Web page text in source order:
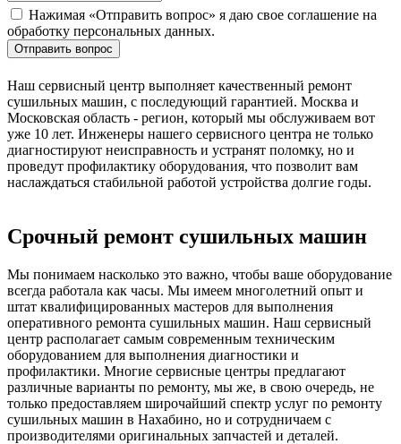
Нажимая «Отправить вопрос» я даю свое соглашение на
обработку персональных данных.
Отправить вопрос
Наш сервисный центр выполняет качественный ремонт
сушильных машин, с последующий гарантией. Москва и
Московская область - регион, который мы обслуживаем вот
уже 10 лет. Инженеры нашего сервисного центра не только
диагностируют неисправность и устранят поломку, но и
проведут профилактику оборудования, что позволит вам
наслаждаться стабильной работой устройства долгие годы.
Срочный ремонт сушильных машин
Мы понимаем насколько это важно, чтобы ваше оборудование
всегда работала как часы. Мы имеем многолетний опыт и
штат квалифицированных мастеров для выполнения
оперативного ремонта сушильных машин. Наш сервисный
центр располагает самым современным техническим
оборудованием для выполнения диагностики и
профилактики. Многие сервисные центры предлагают
различные варианты по ремонту, мы же, в свою очередь, не
только предоставляем широчайший спектр услуг по ремонту
сушильных машин в Нахабино, но и сотрудничаем с
производителями оригинальных запчастей и деталей.